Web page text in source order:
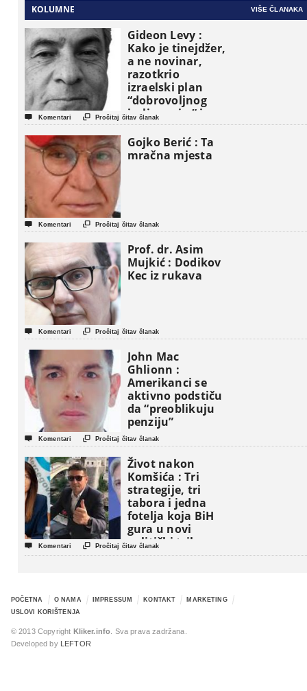
KOLUMNE VIŠE ČLANAKA
Gideon Levy :
Kako je tinejdžer,
a ne novinar,
razotkrio
izraelski plan
“dobrovoljnog
iseljavanja ” iz
Gaze
 Komentari  Pročitaj čitav članak
Gojko Berić : Ta
mračna mjesta
 Komentari  Pročitaj čitav članak
Prof. dr. Asim
Mujkić : Dodikov
Kec iz rukava
 Komentari  Pročitaj čitav članak
John Mac
Ghlionn :
Amerikanci se
aktivno podstiču
da “preoblikuju
penziju”
 Komentari  Pročitaj čitav članak
Život nakon
Komšića : Tri
strategije, tri
tabora i jedna
fotelja koja BiH
gura u novi
politički triler
 Komentari  Pročitaj čitav članak
POČETNA O NAMA IMPRESSUM KONTAKT
MARKETING
USLOVI KORIŠTENJA
© 2013 Copyright Kliker.info . Sva prava zadržana.
Developed by
LEFTOR